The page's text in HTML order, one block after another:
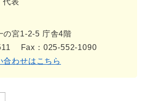
代表
の宮1-2-5 庁舎4階
Fax：025-552-1090
合わせはこちら